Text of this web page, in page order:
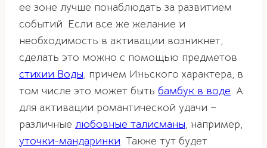
ее зоне лучше понаблюдать за развитием
событий. Если все же желание и
необходимость в активации возникнет,
сделать это можно с помощью предметов
стихии Воды, причем Иньского характера, в
том числе это может быть бамбук в воде. А
для активации романтической удачи –
различные любовные талисманы, например,
уточки-мандаринки. Также тут будет